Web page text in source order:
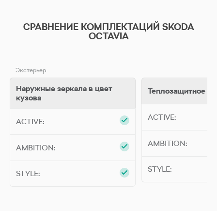
СРАВНЕНИЕ КОМПЛЕКТАЦИЙ SKODA
OCTAVIA
ACTIVE
AMBITION
STYLE
Экстерьер
Наружные зеркала в цвет
кузова
ACTIVE:
AMBITION:
STYLE:
Теплозащитное
ACTIVE:
AMBITION:
STYLE: